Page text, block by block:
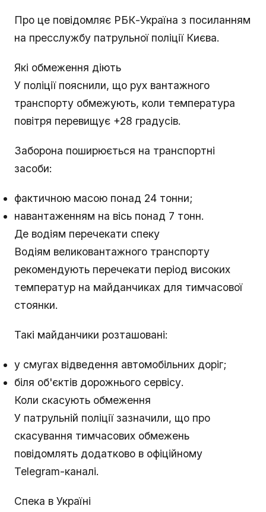
Про це повідомляє РБК-Україна з посиланням
на пресслужбу патрульної поліції Києва.
Які обмеження діють
У поліції пояснили, що рух вантажного
транспорту обмежують, коли температура
повітря перевищує +28 градусів.
Заборона поширюється на транспортні
засоби:
фактичною масою понад 24 тонни;
навантаженням на вісь понад 7 тонн.
Де водіям перечекати спеку
Водіям великовантажного транспорту
рекомендують перечекати період високих
температур на майданчиках для тимчасової
стоянки.
Такі майданчики розташовані:
у смугах відведення автомобільних доріг;
біля об'єктів дорожнього сервісу.
Коли скасують обмеження
У патрульній поліції зазначили, що про
скасування тимчасових обмежень
повідомлять додатково в офіційному
Telegram-каналі.
Спека в Україні